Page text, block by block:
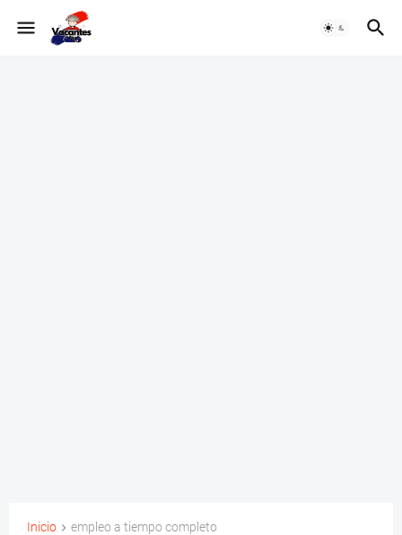
Inicio empleo a tiempo completo